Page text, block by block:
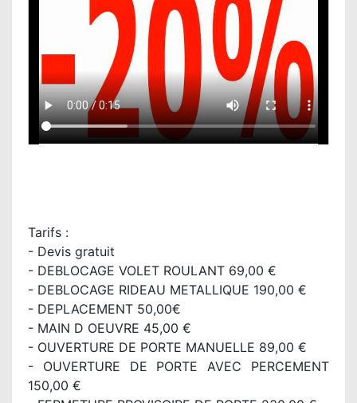
Tarifs :
- Devis gratuit
- DEBLOCAGE VOLET ROULANT 69,00 €
- DEBLOCAGE RIDEAU METALLIQUE 190,00 €
- DEPLACEMENT 50,00€
- MAIN D OEUVRE 45,00 €
- OUVERTURE DE PORTE MANUELLE 89,00 €
- OUVERTURE DE PORTE AVEC PERCEMENT
150,00 €